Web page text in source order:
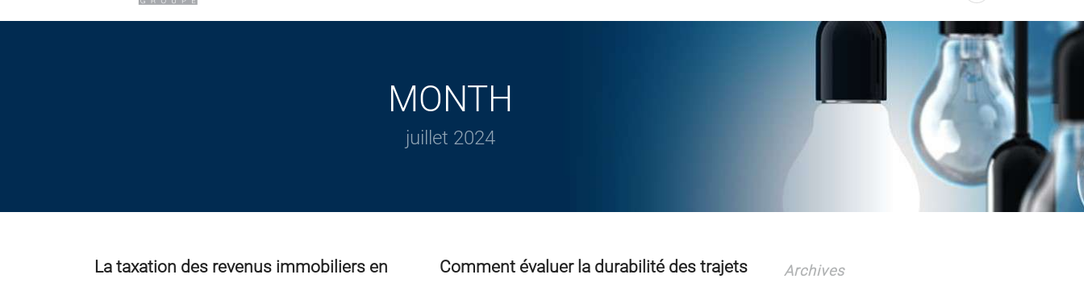
MONTH
juillet 2024
La taxation des revenus immobiliers en
Comment évaluer la durabilité des trajets
Archives